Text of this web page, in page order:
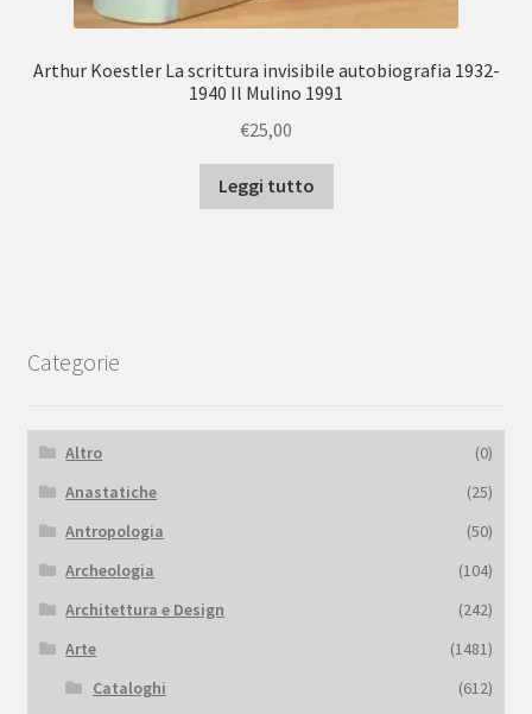
Arthur Koestler La scrittura invisibile autobiografia 1932-
1940 Il Mulino 1991
€25,00
Leggi tutto
Categorie
Altro
(0)
Anastatiche
(25)
Antropologia
(50)
Archeologia
(104)
Architettura e Design
(242)
Arte
(1481)
Cataloghi
(612)